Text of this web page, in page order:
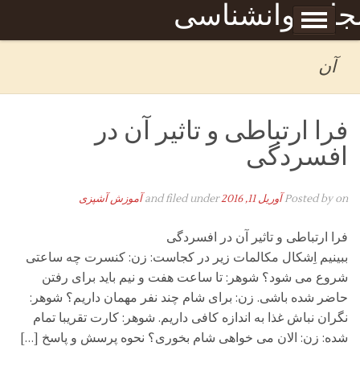
روانشناسی
Skip to content
برگه نمونه
آن
فرا ارتباطی و تاثیر آن در
افسردگی
Posted byon آوریل 11, 2016 and filed under آموزش آشپزی
فرا ارتباطی و تاثیر آن در افسردگی
ببینیم اِشکال مکالمات زیر در کجاست: زن: کنسرت چه ساعتی
شروع می شود؟ شوهر: تا ساعت هفت و نیم باید برای رفتن
حاضر شده باشی. زن: برای شام چند نفر مهمان داریم؟ شوهر:
نگران نباش غذا به اندازه کافی داریم. شوهر: کارت تقریبا تمام
شده: زن: الان می خواهی شام بخوری؟ نحوه پرسش و پاسخ […]